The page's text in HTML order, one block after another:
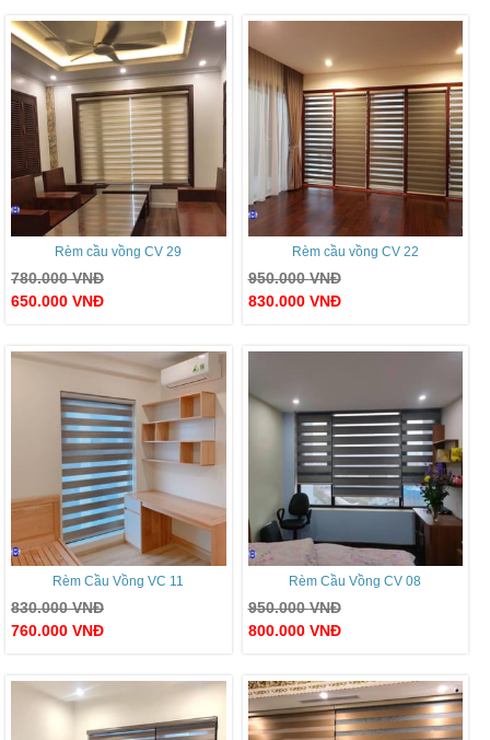
Rèm cầu vồng CV 29
780.000VNĐ
650.000 VNĐ
Rèm cầu vồng CV 22
950.000VNĐ
830.000 VNĐ
Rèm Cầu Vồng VC 11
830.000VNĐ
760.000 VNĐ
Rèm Cầu Vồng CV 08
950.000VNĐ
800.000 VNĐ